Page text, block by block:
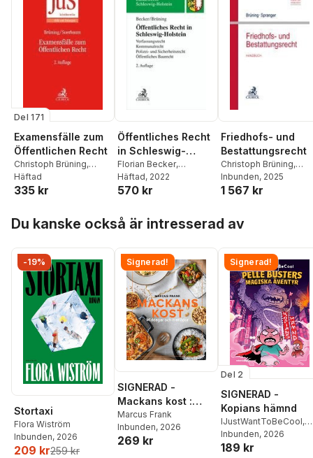
Del 171
Examensfälle zum
Öffentlichen Recht
Christoph Brüning,
Joachim Suerbaum
Häftad
335 kr
Öffentliches Recht
in Schleswig-
Holstein
Florian Becker,
Christoph Brüning
Häftad, 2022
570 kr
Friedhofs- und
Bestattungsrecht
Christoph Brüning,
Tade Spranger
Inbunden, 2025
1 567 kr
Du kanske också är intresserad av
-19%
Stortaxi
Flora Wiström
Inbunden, 2026
209 kr259 kr
Signerad!
SIGNERAD -
Mackans kost :
Middagar och
matlådor
Marcus Frank
Inbunden, 2026
269 kr
Signerad!
Del 2
SIGNERAD -
Kopians hämnd
IJustWantToBeCool,
Joel Adolphson
Ejdemo Beer
Inbunden, 2026
189 kr